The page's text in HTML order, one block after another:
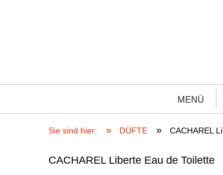
MENÜ
Sie sind hier: » DÜFTE » CACHAREL
CACHAREL Liberte Eau de Toilette